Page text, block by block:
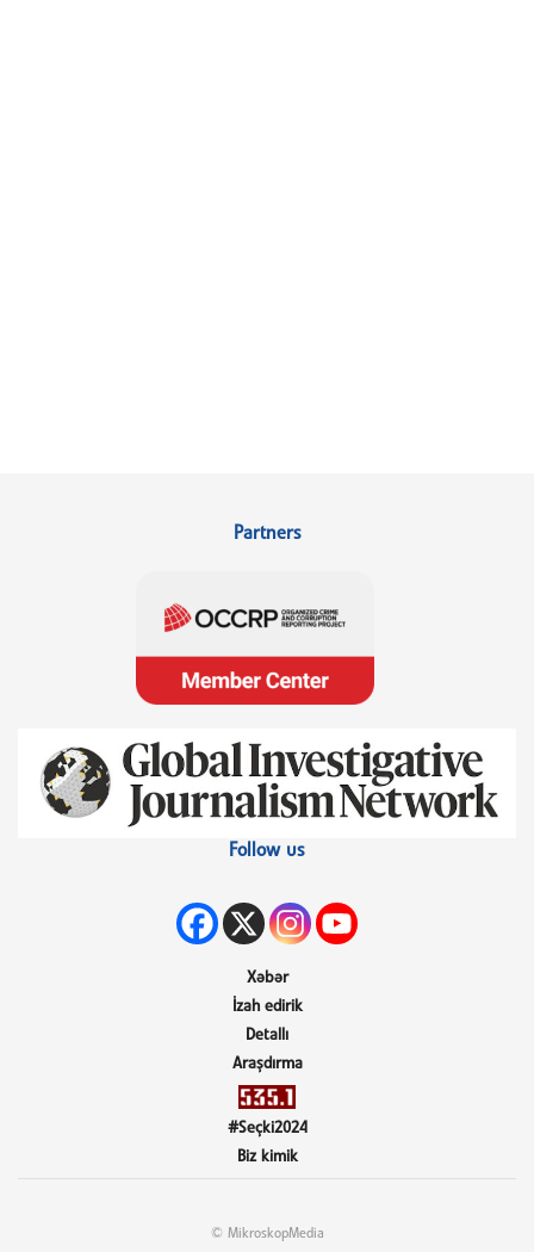
Partners
Follow us
Xəbər
İzah edirik
Detallı
Araşdırma
#Seçki2024
Biz kimik
© MikroskopMedia